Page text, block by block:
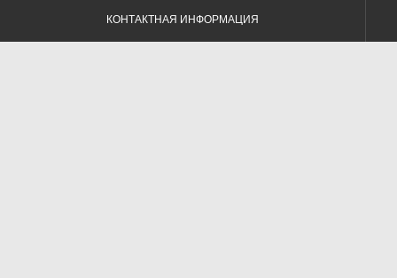
КОНТАКТНАЯ ИНФОРМАЦИЯ